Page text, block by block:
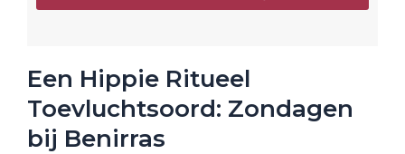
Een Hippie Ritueel
Toevluchtsoord: Zondagen
bij Benirras